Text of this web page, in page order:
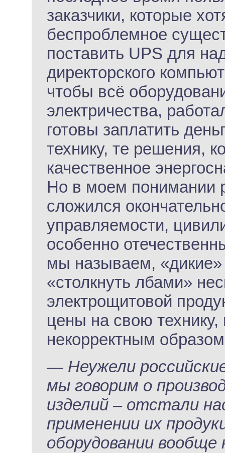
заказчики, которые
беспроблемное
поставить UPS для
директорского
чтобы всё
электричества,
готовы заплатить
технику, те решения,
качественное
Но в моем понимании
сложился
управляемости,
особенно
мы называем,
«столкнуть лбами»
электрощитовой
цены на свою
некорректным
— Неужели
мы говорим о
изделий – отстали
применении их
оборудовании